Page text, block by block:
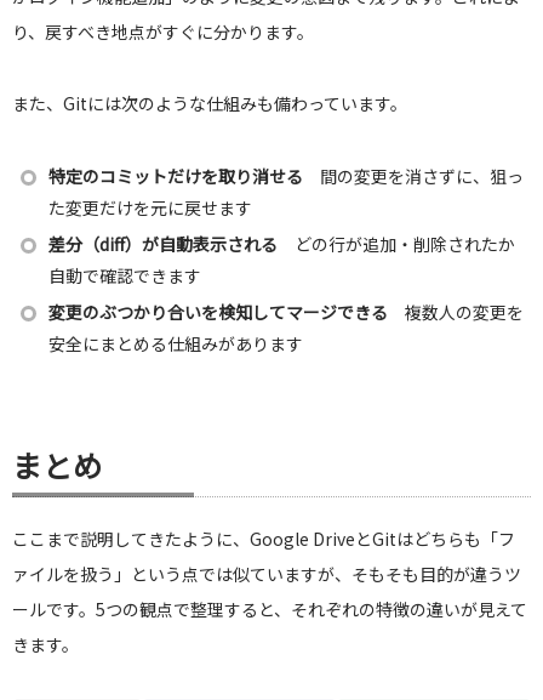
り、戻すべき地点がすぐに分かります。
また、Gitには次のような仕組みも備わっています。
特定のコミットだけを取り消せる 間の変更を消さずに、狙っ
た変更だけを元に戻せます
差分（diff）が自動表示される どの行が追加・削除されたか
自動で確認できます
変更のぶつかり合いを検知してマージできる 複数人の変更を
安全にまとめる仕組みがあります
まとめ
ここまで説明してきたように、Google DriveとGitはどちらも「フ
ァイルを扱う」という点では似ていますが、そもそも目的が違うツ
ールです。5つの観点で整理すると、それぞれの特徴の違いが見えて
きます。